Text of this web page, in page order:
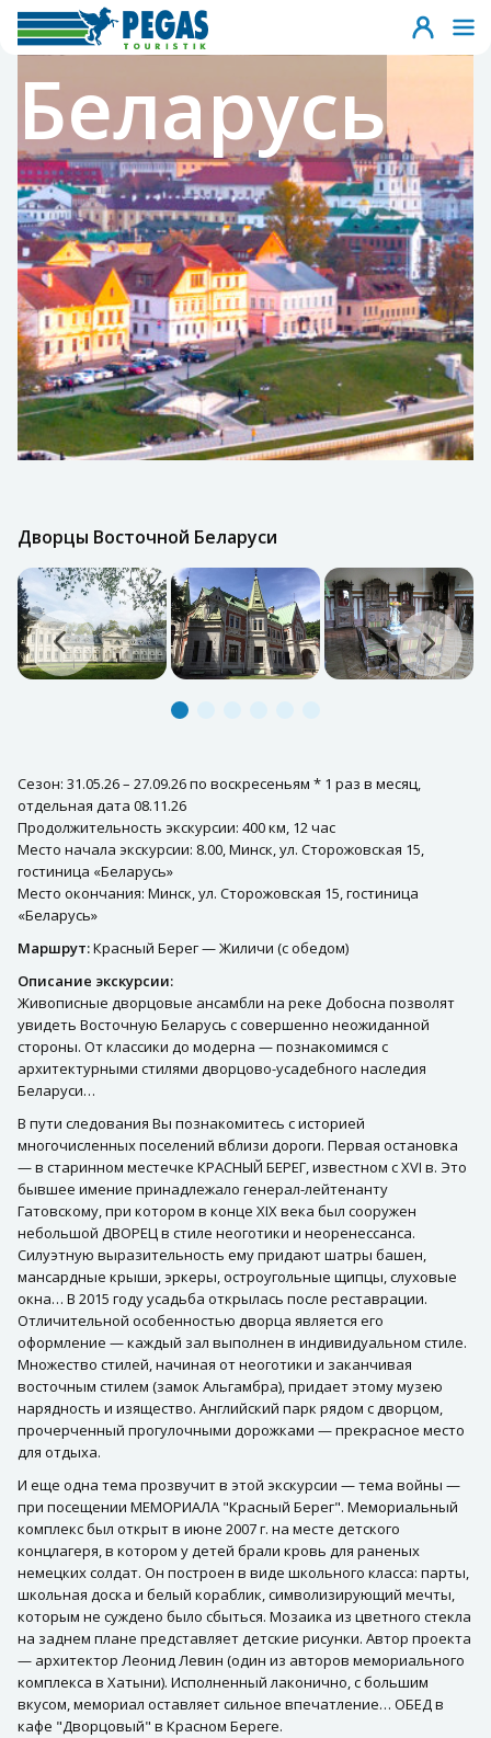
Беларусь
Дворцы Восточной Беларуси
Сезон: 31.05.26 – 27.09.26 по воскресеньям * 1 раз в месяц,
отдельная дата 08.11.26
Продолжительность экскурсии: 400 км, 12 час
Место начала экскурсии: 8.00, Минск, ул. Сторожовская 15,
гостиница «Беларусь»
Место окончания: Минск, ул. Сторожовская 15, гостиница
«Беларусь»
Маршрут:Красный Берег — Жиличи (с обедом)
Описание экскурсии:
Живописные дворцовые ансамбли на реке Добосна позволят
увидеть Восточную Беларусь с совершенно неожиданной
стороны. От классики до модерна — познакомимся с
архитектурными стилями дворцово-усадебного наследия
Беларуси…
В пути следования Вы познакомитесь с историей
многочисленных поселений вблизи дороги. Первая остановка
— в старинном местечке КРАСНЫЙ БЕРЕГ, известном с XVI в. Это
бывшее имение принадлежало генерал-лейтенанту
Гатовскому, при котором в конце XIX века был сооружен
небольшой ДВОРЕЦ в стиле неоготики и неоренессанса.
Силуэтную выразительность ему придают шатры башен,
мансардные крыши, эркеры, остроугольные щипцы, слуховые
окна… В 2015 году усадьба открылась после реставрации.
Отличительной особенностью дворца является его
оформление — каждый зал выполнен в индивидуальном стиле.
Множество стилей, начиная от неоготики и заканчивая
восточным стилем (замок Альгамбра), придает этому музею
нарядность и изящество. Английский парк рядом с дворцом,
прочерченный прогулочными дорожками — прекрасное место
для отдыха.
И еще одна тема прозвучит в этой экскурсии — тема войны —
при посещении МЕМОРИАЛА "Красный Берег". Мемориальный
комплекс был открыт в июне 2007 г. на месте детского
концлагеря, в котором у детей брали кровь для раненых
немецких солдат. Он построен в виде школьного класса: парты,
школьная доска и белый кораблик, символизирующий мечты,
которым не суждено было сбыться. Мозаика из цветного стекла
на заднем плане представляет детские рисунки. Автор проекта
— архитектор Леонид Левин (один из авторов мемориального
комплекса в Хатыни). Исполненный лаконично, с большим
вкусом, мемориал оставляет сильное впечатление… ОБЕД в
кафе "Дворцовый" в Красном Береге.